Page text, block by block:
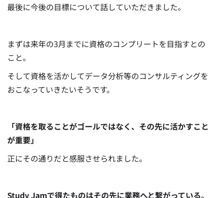
最後に今後の目標について話していただきました。
まずは来年の3月までに資格のコンプリートを目指すとの
こと。
そして資格を活かしてデータ分析等のコンサルティングを
おこなっていきたいそうです。
「資格を取ることがゴールではなく、その先に活かすこと
が重要」
正にその通りだと感服させられました。
Study Jamで得たものはその先に業務へと繋がっている。